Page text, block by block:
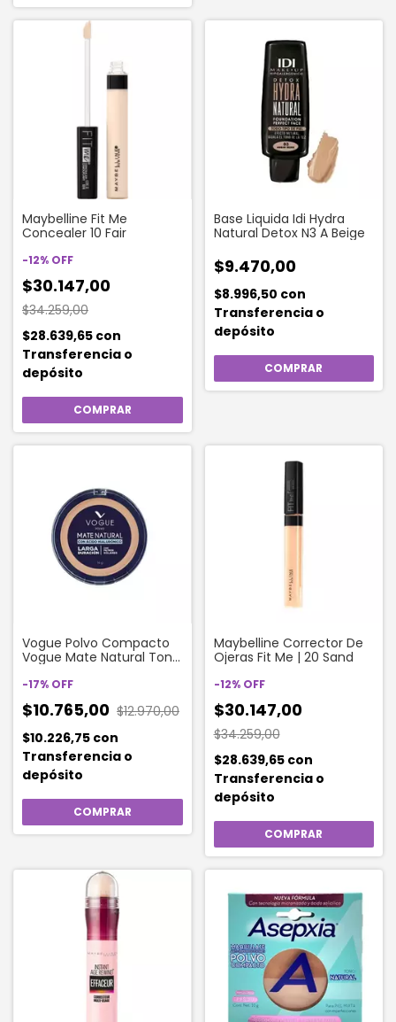
Maybelline Fit Me
Concealer 10 Fair
-12% OFF
$30.147,00
$34.259,00
$28.639,65 con
Transferencia o
depósito
Base Liquida Idi Hydra
Natural Detox N3 A Beige
$9.470,00
$8.996,50 con
Transferencia o
depósito
Vogue Polvo Compacto
Vogue Mate Natural Tono
-17% OFF
$10.765,00 $12.970,00
$10.226,75 con
Transferencia o
depósito
Maybelline Corrector De
Ojeras Fit Me | 20 Sand
-12% OFF
$30.147,00
$34.259,00
$28.639,65 con
Transferencia o
depósito